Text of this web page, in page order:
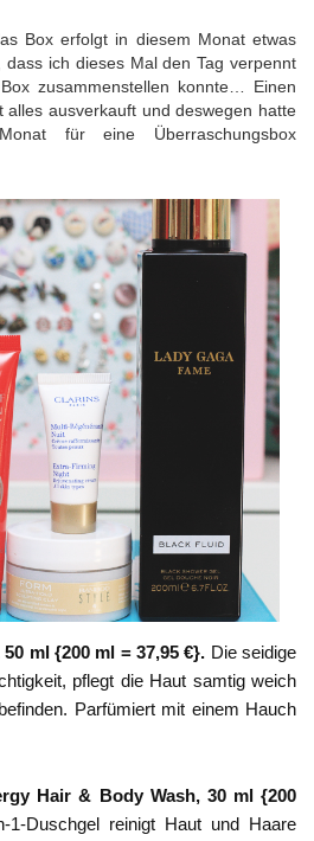
Box erfolgt in diesem Monat etwas
ich dieses Mal den Tag verpennt
zusammenstellen konnte… Einen
alles ausverkauft und deswegen hatte
für eine Überraschungsbox
ml {200 ml = 37,95 €}. Die seidige
pflegt die Haut samtig weich
Parfümiert mit einem Hauch
Hair & Body Wash, 30 ml {200
1-Duschgel reinigt Haut und Haare